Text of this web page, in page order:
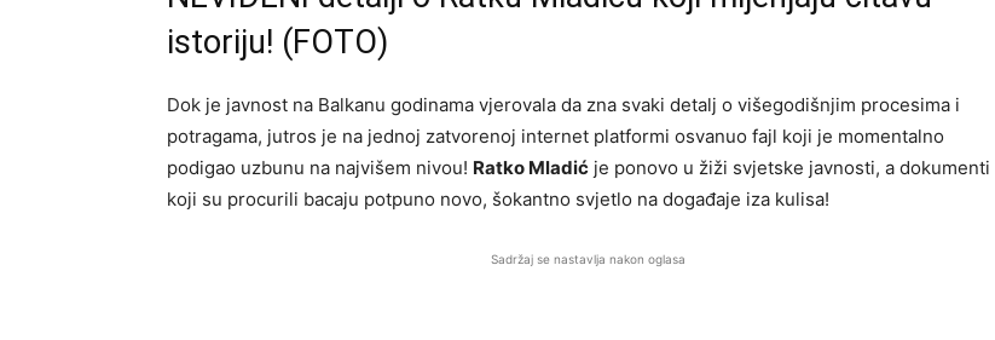
istoriju! (FOTO)
Dok je javnost na Balkanu godinama vjerovala da zna svaki detalj o višegodišnjim procesima i
potragama, jutros je na jednoj zatvorenoj internet platformi osvanuo fajl koji je momentalno
podigao uzbunu na najvišem nivou! Ratko Mladić je ponovo u žiži svjetske javnosti, a dokumenti
koji su procurili bacaju potpuno novo, šokantno svjetlo na događaje iza kulisa!
Sadržaj se nastavlja nakon oglasa